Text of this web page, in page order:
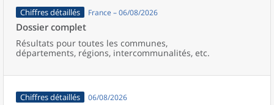
Chiffres détaillés France – 06/08/2026
Dossier complet
Résultats pour toutes les communes,
départements, régions, intercommunalités, etc.
Chiffres détaillés 06/08/2026